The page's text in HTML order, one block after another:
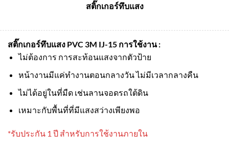
สติ๊กเกอร์ทึบแสง
สติ๊กเกอร์ทึบแสง PVC 3M IJ-15 การใช้งาน :
ไม่ต้องการ การสะท้อนแสงจากตัวป้าย
หน้างานมีแค่ทำงานตอนกลางวัน ไม่มีเวลากลางคืน
ไม่ได้อยู่ในที่มืด เช่นลานจอดรถใต้ดิน
เหมาะกับพื้นที่ที่มีแสงสว่างเพียงพอ
*รับประกัน 1 ปี สำหรับการใช้งานภายใน